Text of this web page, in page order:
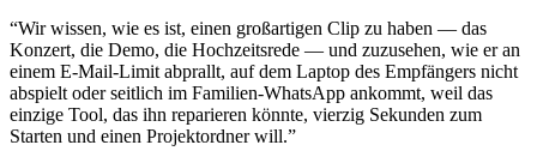
“Wir wissen, wie es ist, einen großartigen Clip zu haben — das
Konzert, die Demo, die Hochzeitsrede — und zuzusehen, wie er an
einem E-Mail-Limit abprallt, auf dem Laptop des Empfängers nicht
abspielt oder seitlich im Familien-WhatsApp ankommt, weil das
einzige Tool, das ihn reparieren könnte, vierzig Sekunden zum
Starten und einen Projektordner will.”